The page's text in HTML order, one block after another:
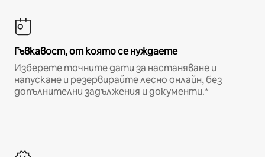
Гъвкавост, от която се нуждаете
Изберете точните дати за настаняване и
напускане и резервирайте лесно онлайн, без
допълнителни задължения и документи.*